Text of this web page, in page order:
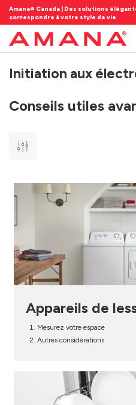
Amana® Canada | Des solutions
correspondre à votre style de vie
Initiation aux
Conseils utiles
Appareils de
Mesurez votre espace
Autres considérations